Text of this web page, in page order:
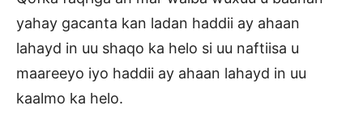
yahay gacanta kan ladan haddii ay ahaan
lahayd in uu shaqo ka helo si uu naftiisa u
maareeyo iyo haddii ay ahaan lahayd in uu
kaalmo ka helo.